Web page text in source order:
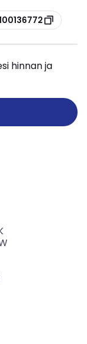
hinnan ja